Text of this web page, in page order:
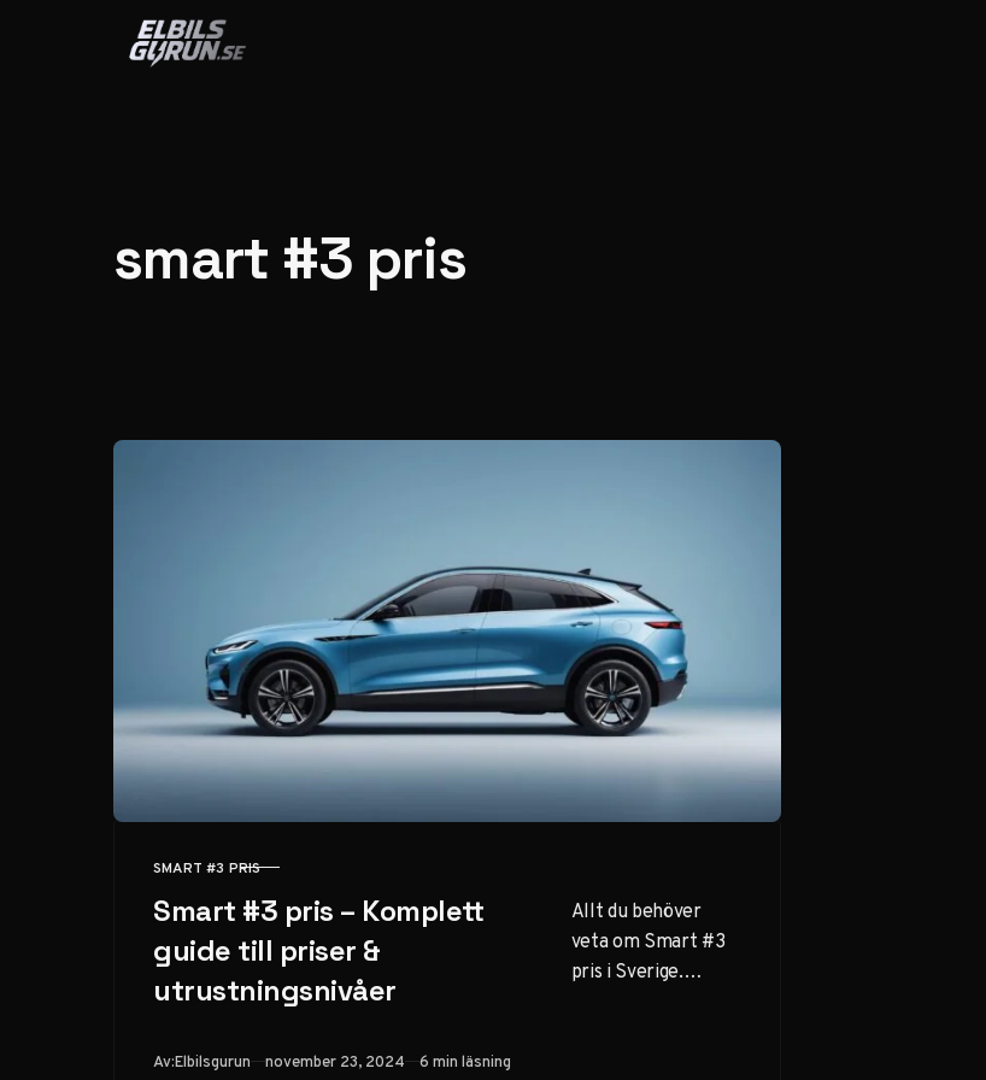
Hoppa till innehåll
smart #3 pris
KATEGORI
SMART #3 PRIS
Smart #3 pris – Komplett
guide till priser &
utrustningsnivåer
Allt du behöver
veta om Smart #3
pris i Sverige.
Av:Elbilsgurun Publicerad
november 23, 2024 6 min läsning